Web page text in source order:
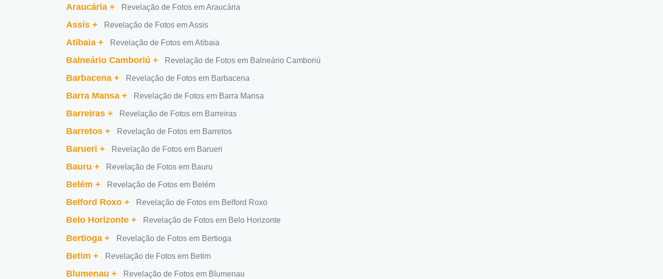
Araucária + Revelação de Fotos em Araucária
Assis + Revelação de Fotos em Assis
Atibaia + Revelação de Fotos em Atibaia
Balneário Camboriú + Revelação de Fotos em Balneário Camboriú
Barbacena + Revelação de Fotos em Barbacena
Barra Mansa + Revelação de Fotos em Barra Mansa
Barreiras + Revelação de Fotos em Barreiras
Barretos + Revelação de Fotos em Barretos
Barueri + Revelação de Fotos em Barueri
Bauru + Revelação de Fotos em Bauru
Belém + Revelação de Fotos em Belém
Belford Roxo + Revelação de Fotos em Belford Roxo
Belo Horizonte + Revelação de Fotos em Belo Horizonte
Bertioga + Revelação de Fotos em Bertioga
Betim + Revelação de Fotos em Betim
Blumenau + Revelação de Fotos em Blumenau